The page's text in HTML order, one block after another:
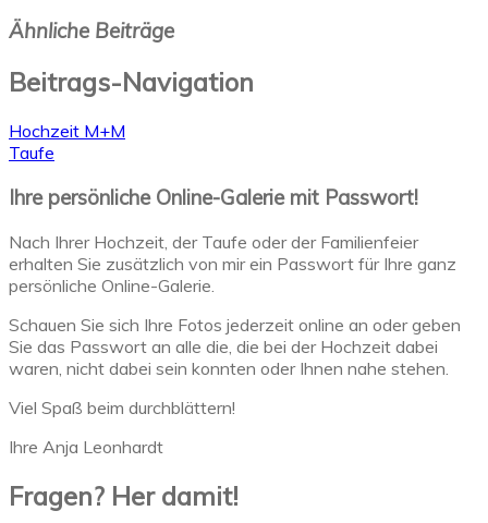
Ähnliche Beiträge
Beitrags-Navigation
Hochzeit M+M
Taufe
Ihre persönliche Online-Galerie mit Passwort!
Nach Ihrer Hochzeit, der Taufe oder der Familienfeier
erhalten Sie zusätzlich von mir ein Passwort für Ihre ganz
persönliche Online-Galerie.
Schauen Sie sich Ihre Fotos jederzeit online an oder geben
Sie das Passwort an alle die, die bei der Hochzeit dabei
waren, nicht dabei sein konnten oder Ihnen nahe stehen.
Viel Spaß beim durchblättern!
Ihre Anja Leonhardt
Fragen? Her damit!